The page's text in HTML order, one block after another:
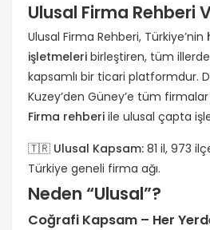
Ulusal Firma Rehberi
Ulusal Firma Rehberi, Türkiye’nin
işletmeleri birleştiren, tüm
kapsamlı bir ticari platformdur.
Kuzey’den Güney’e tüm
Firma rehberi ile ulusal çapta
🇹🇷 Ulusal Kapsam: 81 il, 973
Türkiye geneli firma ağı.
Neden “Ulusal”?
Coğrafi Kapsam – Her